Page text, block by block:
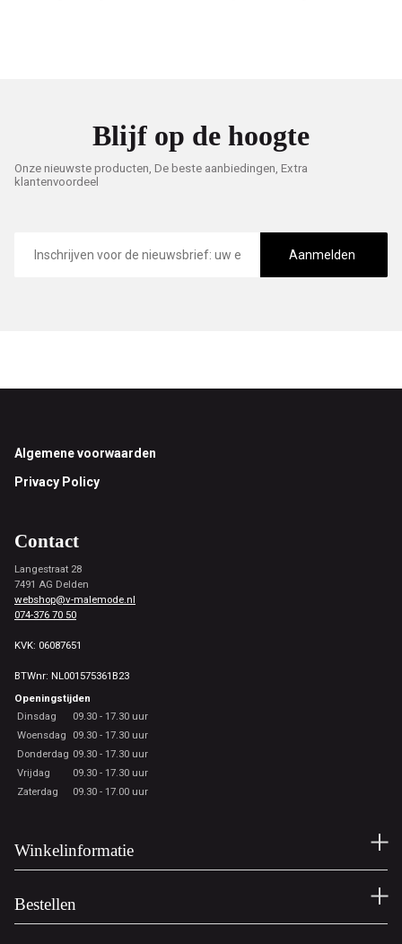
Blijf op de hoogte
Onze nieuwste producten, De beste aanbiedingen, Extra
klantenvoordeel
mailadres
Aanmelden
Footer
Algemene voorwaarden
Privacy Policy
Contact
Langestraat 28
7491 AG Delden
webshop@v-malemode.nl
074-376 70 50
KVK: 06087651
BTWnr: NL001575361B23
Openingstijden
Dinsdag
09.30 - 17.30 uur
Woensdag
09.30 - 17.30 uur
Donderdag 09.30 - 17.30 uur
Vrijdag
09.30 - 17.30 uur
Zaterdag
09.30 - 17.00 uur
Winkelinformatie
Bestellen